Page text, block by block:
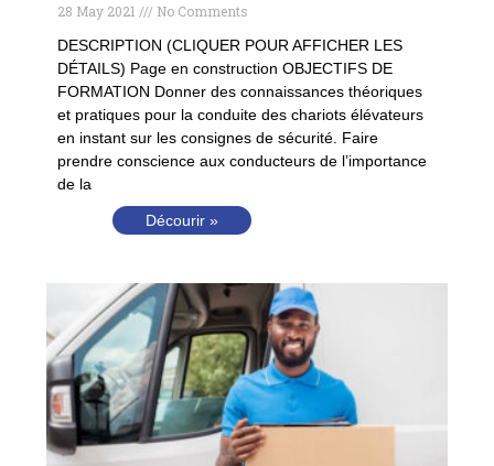
28 May 2021
No Comments
DESCRIPTION (CLIQUER POUR AFFICHER LES
DÉTAILS) Page en construction OBJECTIFS DE
FORMATION Donner des connaissances théoriques
et pratiques pour la conduite des chariots élévateurs
en instant sur les consignes de sécurité. Faire
prendre conscience aux conducteurs de l’importance
de la
Décourir »